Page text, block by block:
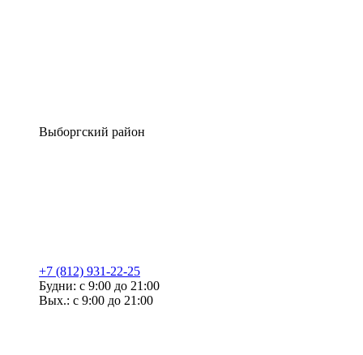
Выборгский район
+7 (812) 931-22-25
Будни: с 9:00 до 21:00
Вых.: с 9:00 до 21:00